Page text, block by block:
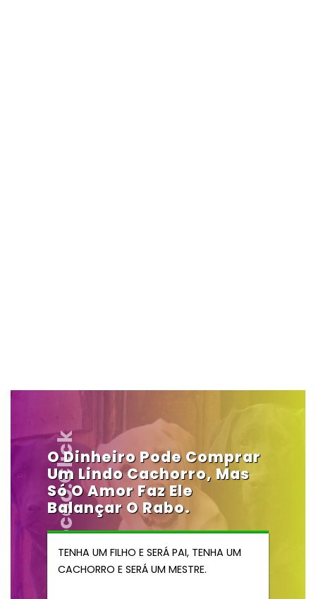
Vendocao.click
O Dinheiro Pode Comprar
Um Lindo Cachorro, Mas
Só O Amor Faz Ele
Balançar O Rabo.
TENHA UM FILHO E SERÁ PAI, TENHA UM
CACHORRO E SERÁ UM MESTRE.